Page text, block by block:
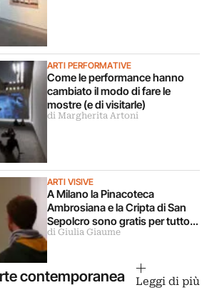
ARTI PERFORMATIVE
Come le performance hanno
cambiato il modo di fare le
mostre (e di visitarle)
di Margherita Artoni
ARTI VISIVE
A Milano la Pinacoteca
Ambrosiana e la Cripta di San
Sepolcro sono gratis per tutto
agosto (ma solo per milanesi)
di Giulia Giaume
contemporanea Leggi di più